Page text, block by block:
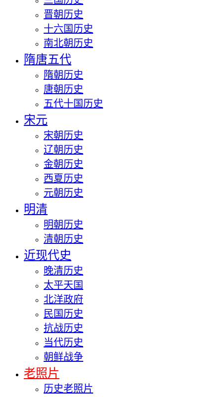
晋朝历史
十六国历史
南北朝历史
隋唐五代
隋朝历史
唐朝历史
五代十国历史
宋元
宋朝历史
辽朝历史
金朝历史
西夏历史
元朝历史
明清
明朝历史
清朝历史
近现代史
晚清历史
太平天国
北洋政府
民国历史
抗战历史
当代历史
朝鲜战争
老照片
历史老照片